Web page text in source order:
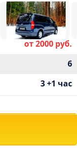
от 2000 руб.
6
3 +1 час